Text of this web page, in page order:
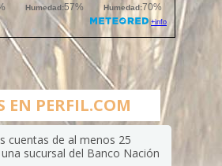
EN PERFIL.COM
cuentas de al menos 25
sucursal del Banco Nación